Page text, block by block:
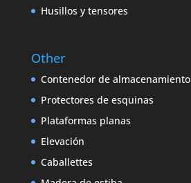
Husillos y tensores
Other
Contenedor de almacenamiento
Protectores de esquinas
Plataformas planas
Elevación
Caballettes